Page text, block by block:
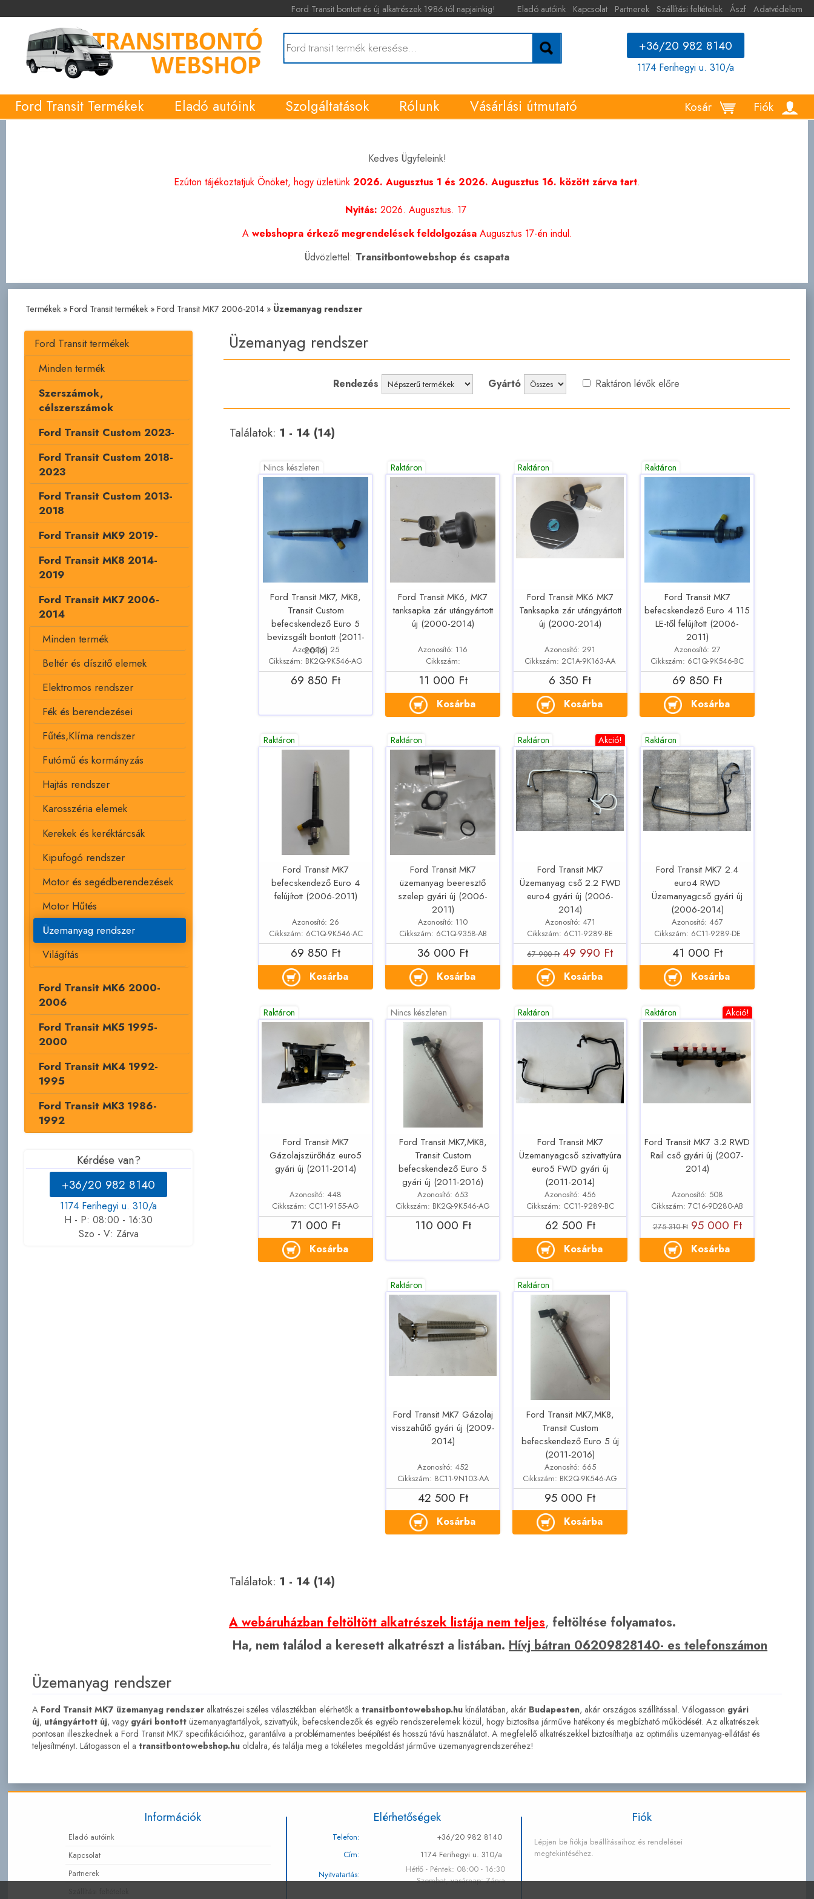
Ford Transit bontott és új alkatrészek 1986-tól napjainkig! Eladó autóink Kapcsolat Partnerek Szállítási feltételek Ászf Adatvédelem
+36/20 982 8140
1174 Ferihegyi u. 310/a
Ford Transit Termékek Eladó autóink Szolgáltatások Rólunk Vásárlási útmutató Fiók
Kosár
Kedves Ügyfeleink!
Ezúton tájékoztatjuk Önöket, hogy üzletünk 2026. Augusztus 1 és 2026. Augusztus 16. között zárva tart.
Nyitás: 2026. Augusztus. 17
A webshopra érkező megrendelések feldolgozásaAugusztus 17-én indul.
Üdvözlettel: Transitbontowebshop és csapata
Ford Transit termékek
Minden termék
Szerszámok,
célszerszámok
Ford Transit Custom 2023-
Ford Transit Custom 2018-
2023
Ford Transit Custom 2013-
2018
Ford Transit MK9 2019-
Ford Transit MK8 2014-
2019
Ford Transit MK7 2006-
2014
Minden termék
Beltér és díszitő elemek
Elektromos rendszer
Fék és berendezései
Fűtés,Klíma rendszer
Futómű és kormányzás
Hajtás rendszer
Karosszéria elemek
Kerekek és keréktárcsák
Kipufogó rendszer
Motor és segédberendezések
Motor Hűtés
Üzemanyag rendszer
Világítás
Ford Transit MK6 2000-
2006
Ford Transit MK5 1995-
2000
Ford Transit MK4 1992-
1995
Ford Transit MK3 1986-
1992
Kérdése van?
+36/20 982 8140
1174 Ferihegyi u. 310/a
H - P: 08:00 - 16:30
Szo - V: Zárva
Termékek» Ford Transit termékek» Ford Transit MK7 2006-2014» Üzemanyag rendszer
Üzemanyag rendszer
Rendezés Gyártó Raktáron lévők előre
Találatok: 1 - 14 (14)
Nincs készleten
Ford Transit MK7, MK8,
Transit Custom
befecskendező Euro 5
bevizsgált bontott (2011-
2016)
Azonosító: 25
Cikkszám: BK2Q-9K546-AG
69 850 Ft
Raktáron
Ford Transit MK6, MK7
tanksapka zár utángyártott
új (2000-2014)
Azonosító: 116
Cikkszám:
11 000 Ft
Kosárba
Raktáron
Ford Transit MK6 MK7
Tanksapka zár utángyártott
új (2000-2014)
Azonosító: 291
Cikkszám: 2C1A-9K163-AA
6 350 Ft
Kosárba
Raktáron
Ford Transit MK7
befecskendező Euro 4 115
LE-től felújított (2006-
2011)
Azonosító: 27
Cikkszám: 6C1Q-9K546-BC
69 850 Ft
Kosárba
Raktáron
Ford Transit MK7
befecskendező Euro 4
felújított (2006-2011)
Azonosító: 26
Cikkszám: 6C1Q-9K546-AC
69 850 Ft
Kosárba
Raktáron
Ford Transit MK7
üzemanyag beeresztő
szelep gyári új (2006-
2011)
Azonosító: 110
Cikkszám: 6C1Q-9358-AB
36 000 Ft
Kosárba
Akció!
Raktáron
Ford Transit MK7
Üzemanyag cső 2.2 FWD
euro4 gyári új (2006-
2014)
Azonosító: 471
Cikkszám: 6C11-9289-BE
67 900 Ft 49 990 Ft
Kosárba
Raktáron
Ford Transit MK7 2.4
euro4 RWD
Üzemanyagcső gyári új
(2006-2014)
Azonosító: 467
Cikkszám: 6C11-9289-DE
41 000 Ft
Kosárba
Raktáron
Ford Transit MK7
Gázolajszürőház euro5
gyári új (2011-2014)
Azonosító: 448
Cikkszám: CC11-9155-AG
71 000 Ft
Kosárba
Nincs készleten
Ford Transit MK7,MK8,
Transit Custom
befecskendező Euro 5
gyári új (2011-2016)
Azonosító: 653
Cikkszám: BK2Q-9K546-AG
110 000 Ft
Raktáron
Ford Transit MK7
Üzemanyagcső szivattyúra
euro5 FWD gyári új
(2011-2014)
Azonosító: 456
Cikkszám: CC11-9289-BC
62 500 Ft
Kosárba
Akció!
Raktáron
Ford Transit MK7 3.2 RWD
Rail cső gyári új (2007-
2014)
Azonosító: 508
Cikkszám: 7C16-9D280-AB
275 310 Ft 95 000 Ft
Kosárba
Raktáron
Ford Transit MK7 Gázolaj
visszahűtő gyári új (2009-
2014)
Azonosító: 452
Cikkszám: 8C11-9N103-AA
42 500 Ft
Kosárba
Raktáron
Ford Transit MK7,MK8,
Transit Custom
befecskendező Euro 5 új
(2011-2016)
Azonosító: 665
Cikkszám: BK2Q-9K546-AG
95 000 Ft
Kosárba
Találatok: 1 - 14 (14)
A webáruházban feltöltött alkatrészek listája nem teljes,feltöltése folyamatos.
Ha, nem találod a keresett alkatrészt a listában. Hívj bátran 06209828140- es telefonszámon
Üzemanyag rendszer
A Ford Transit MK7 üzemanyag rendszeralkatrészei széles választékban elérhetők a transitbontowebshop.hukínálatában, akár Budapesten, akár országos szállítással. Válogasson gyári
új, utángyártott új, vagy gyári bontottüzemanyagtartályok, szivattyúk, befecskendezők és egyéb rendszerelemek közül, hogy biztosítsa járműve hatékony és megbízható működését. Az alkatrészek
pontosan illeszkednek a Ford Transit MK7 specifikációihoz, garantálva a problémamentes beépítést és hosszú távú használatot. A megfelelő alkatrészekkel biztosíthatja az optimális üzemanyag-ellátást és
teljesítményt. Látogasson el a transitbontowebshop.huoldalra, és találja meg a tökéletes megoldást járműve üzemanyagrendszeréhez!
Információk
Eladó autóink
Kapcsolat
Partnerek
Elérhetőségek
Telefon:
+36/20 982 8140
Cím:
1174 Ferihegyi u. 310/a
Nyitvatartás:
Hétfő - Péntek: 08:00 - 16:30
Szombat, vasárnap: Zárva
Fiók
Lépjen be fiókja beállításaihoz és rendelései
megtekintéséhez.